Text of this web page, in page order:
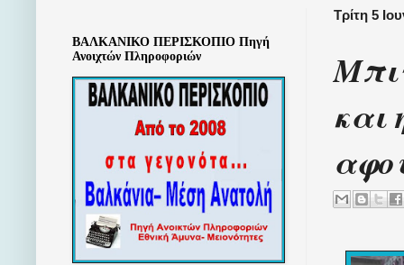
Τρίτη 5
και
ΒΑΛΚΑΝΙΚΟ ΠΕΡΙΣΚΟΠΙΟ Πηγή
Ανοιχτών Πληροφοριών